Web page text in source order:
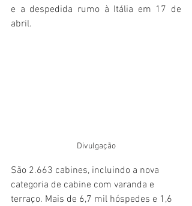
e a despedida rumo à Itália em 17 de
abril.
Divulgação
São 2.663 cabines, incluindo a nova
categoria de cabine com varanda e
terraço. Mais de 6,7 mil hóspedes e 1,6